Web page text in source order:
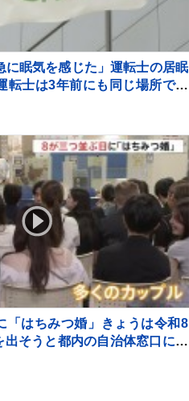
に眠気を感じた」運転士の居眠
転士は3年前にも同じ場所で居
「はちみつ婚」きょうは令和8
そうと都内の自治体窓口には